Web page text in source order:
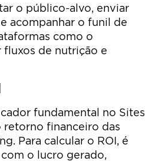
o público-alvo, enviar
acompanhar o funil de
como o
fluxos de nutrição e
fundamental no Sites
retorno financeiro das
Para calcular o ROI, é
o lucro gerado,